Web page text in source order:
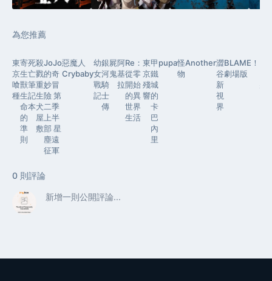
為您推薦
東
京
喰
種
寄
生
獸
生
命
的
準
則
死
亡
筆
記
本
殺
戮
重
生
犬
屋
敷
JoJo
的奇
妙冒
險 第
二季
上半
部 星
塵遠
征軍
惡魔人
Crybaby
幼
女
戰
記
銀
河
騎
士
傳
屍
鬼
阿
基
拉
Re：
從零
開始
的異
世界
生活
東
京
殘
響
甲
鐵
城
的
卡
巴
內
里
pupa怪
物
Another澀
谷
新
視
界
BLAME！
劇場版
0 則評論